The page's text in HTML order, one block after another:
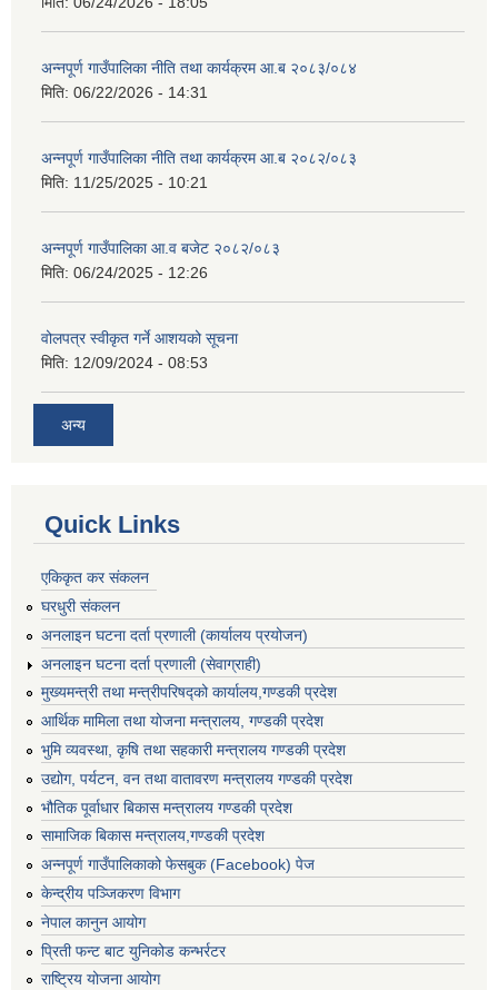
अन्नपूर्ण गाउँपालिका नीति तथा कार्यक्रम आ.ब २०८३/०८४
मिति: 06/22/2026 - 14:31
अन्नपूर्ण गाउँपालिका नीति तथा कार्यक्रम आ.ब २०८२/०८३
मिति: 11/25/2025 - 10:21
अन्नपूर्ण गाउँपालिका आ.व बजेट २०८२/०८३
मिति: 06/24/2025 - 12:26
वोलपत्र स्वीकृत गर्ने आशयको सूचना
मिति: 12/09/2024 - 08:53
अन्य
Quick Links
एकिकृत कर संकलन
घरधुरी संकलन
अनलाइन घटना दर्ता प्रणाली (कार्यालय प्रयोजन)
अनलाइन घटना दर्ता प्रणाली (सेवाग्राही)
मुख्यमन्त्री तथा मन्त्रीपरिषद्को कार्यालय,गण्डकी प्रदेश
आर्थिक मामिला तथा योजना मन्त्रालय, गण्डकी प्रदेश
भुमि व्यवस्था, कृषि तथा सहकारी मन्त्रालय गण्डकी प्रदेश
उद्योग, पर्यटन, वन तथा वातावरण मन्त्रालय गण्डकी प्रदेश
भौतिक पूर्वाधार बिकास मन्त्रालय गण्डकी प्रदेश
सामाजिक बिकास मन्त्रालय,गण्डकी प्रदेश
अन्नपूर्ण गाउँपालिकाको फेसबुक (Facebook) पेज
केन्द्रीय पञ्जिकरण विभाग
नेपाल कानुन आयोग
प्रिती फन्ट बाट युनिकोड कन्भर्रटर
राष्ट्रिय योजना आयोग